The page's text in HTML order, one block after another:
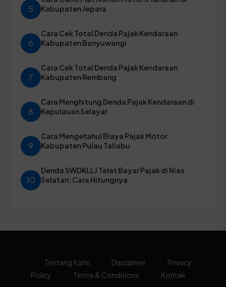
5
Kabupaten Jepara
6
Cara Cek Total Denda Pajak Kendaraan
Kabupaten Banyuwangi
7
Cara Cek Total Denda Pajak Kendaraan
Kabupaten Rembang
8
Cara Menghitung Denda Pajak Kendaraan di
Kepulauan Selayar
9
Cara Mengetahui Biaya Pajak Motor
Kabupaten Pulau Taliabu
10
Denda SWDKLLJ Telat Bayar Pajak di Nias
Selatan: Cara Hitungnya
Tentang Kami Disclaimer
Privacy
Policy
Terms & Conditions Kontak